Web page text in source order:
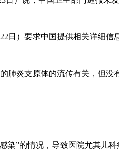
）要求中国提供相关详细
炎支原体的流传有关，但
”的情况，导致医院尤其儿